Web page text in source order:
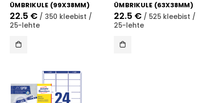
ÜMBRIKULE (99X38MM)
22.5 € / 350 kleebist /
25-lehte
ÜMBRIKULE (63X38MM)
22.5 € / 525 kleebist /
25-lehte